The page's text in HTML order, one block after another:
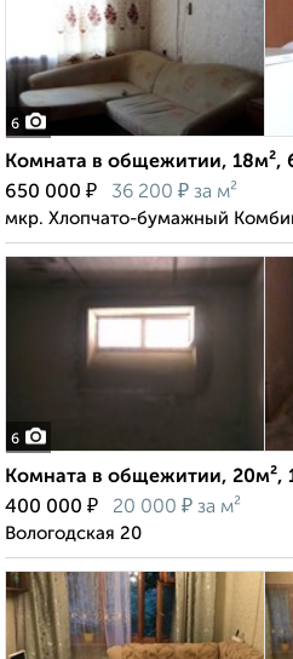
6
Комната в общежитии, 18м²,
650 000 ₽ 36 200 ₽ за м²
мкр. Хлопчато-бумажный
6
Комната в общежитии, 20м²,
400 000 ₽ 20 000 ₽ за м²
Вологодская 20